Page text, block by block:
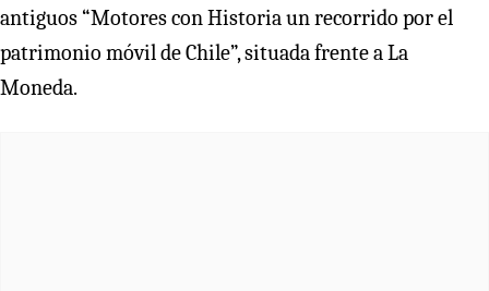
antiguos “Motores con Historia un recorrido por el
patrimonio móvil de Chile”, situada frente a La
Moneda.